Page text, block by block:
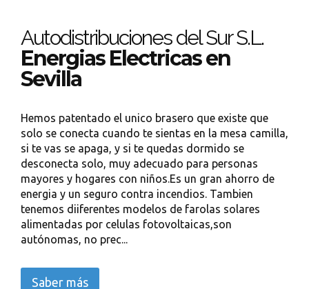
Autodistribuciones del Sur S.L.
Energias Electricas en
Sevilla
Hemos patentado el unico brasero que existe que
solo se conecta cuando te sientas en la mesa camilla,
si te vas se apaga, y si te quedas dormido se
desconecta solo, muy adecuado para personas
mayores y hogares con niños.Es un gran ahorro de
energia y un seguro contra incendios. Tambien
tenemos diiferentes modelos de farolas solares
alimentadas por celulas fotovoltaicas,son
autónomas, no prec...
Saber más